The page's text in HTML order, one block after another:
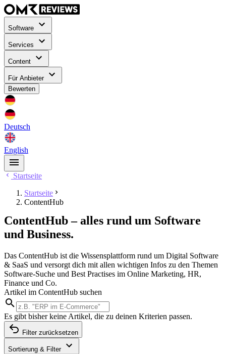
Software
Services
Content
Für Anbieter
Bewerten
Deutsch
English
Startseite
Startseite
ContentHub
ContentHub – alles rund um Software
und Business.
Das ContentHub ist die Wissensplattform rund um Digital Software
& SaaS und versorgt dich mit allen wichtigen Infos zu den Themen
Software-Suche und Best Practises im Online Marketing, HR,
Finance und Co.
Artikel im ContentHub suchen
Es gibt bisher keine Artikel, die zu deinen Kriterien passen.
Filter zurücksetzen
Sortierung & Filter